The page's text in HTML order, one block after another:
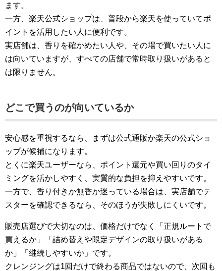
ます。
一方、楽天公式ショップは、普段から楽天を使っていてポ
イントを活用したい人に便利です。
実店舗は、香りを確かめたい人や、その場で買いたい人に
は向いていますが、すべての店舗で常時取り扱いがあると
は限りません。
どこで買うのが向いているか
安心感を重視するなら、まずは公式通販か楽天の公式ショ
ップが候補になります。
とくに楽天ユーザーなら、ポイント還元や買い回りのタイ
ミングを活かしやすく、実質的な負担を抑えやすいです。
一方で、香り付きか無香か迷っている場合は、実店舗でテ
スターを確認できるなら、そのほうが失敗しにくいです。
販売店選びで大切なのは、価格だけでなく「正規ルートで
買えるか」「詰め替えや限定デザインの取り扱いがある
か」「継続しやすいか」です。
クレンジングは1回だけで終わる商品ではないので、次回も